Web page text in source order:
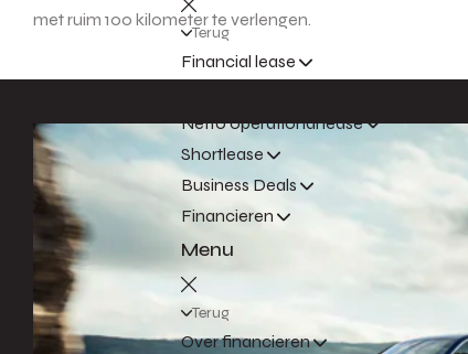
Terug
Financial lease
Netto operational lease
Shortlease
Business Deals
Financieren
Menu
Terug
Over financieren
met ruim 100 kilometer te verlengen.